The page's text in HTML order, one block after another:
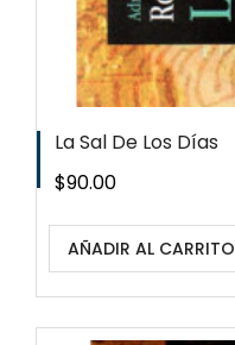
La Sal De Los Días
Precio
$90.00
AÑADIR AL CARRITO